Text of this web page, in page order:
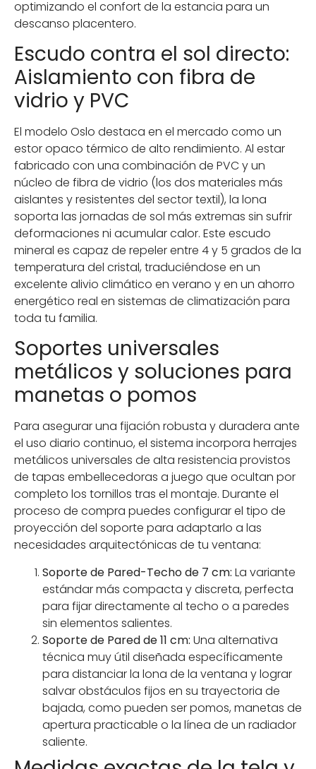
optimizando el confort de la estancia para un
descanso placentero.
Escudo contra el sol directo:
Aislamiento con fibra de
vidrio y PVC
El modelo Oslo destaca en el mercado como un
estor opaco térmico de alto rendimiento. Al estar
fabricado con una combinación de PVC y un
núcleo de fibra de vidrio (los dos materiales más
aislantes y resistentes del sector textil), la lona
soporta las jornadas de sol más extremas sin sufrir
deformaciones ni acumular calor. Este escudo
mineral es capaz de repeler entre 4 y 5 grados de la
temperatura del cristal, traduciéndose en un
excelente alivio climático en verano y en un ahorro
energético real en sistemas de climatización para
toda tu familia.
Soportes universales
metálicos y soluciones para
manetas o pomos
Para asegurar una fijación robusta y duradera ante
el uso diario continuo, el sistema incorpora herrajes
metálicos universales de alta resistencia provistos
de tapas embellecedoras a juego que ocultan por
completo los tornillos tras el montaje. Durante el
proceso de compra puedes configurar el tipo de
proyección del soporte para adaptarlo a las
necesidades arquitectónicas de tu ventana:
Soporte de Pared-Techo de 7 cm: La variante
estándar más compacta y discreta, perfecta
para fijar directamente al techo o a paredes
sin elementos salientes.
Soporte de Pared de 11 cm: Una alternativa
técnica muy útil diseñada específicamente
para distanciar la lona de la ventana y lograr
salvar obstáculos fijos en su trayectoria de
bajada, como pueden ser pomos, manetas de
apertura practicable o la línea de un radiador
saliente.